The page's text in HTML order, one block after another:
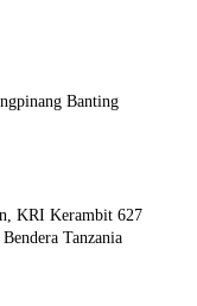
Banting
KRI Kerambit 627
Tanzania